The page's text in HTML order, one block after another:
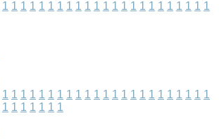
1 1 1 1 1 1 1 1 1 1 1 1 1 1 1 1 1 1 1 1 1 1 1
1 1 1 1 1 1 1 1 1 1 1 1 1 1 1 1 1 1 1 1 1 1 1
1 1 1 1 1 1 1